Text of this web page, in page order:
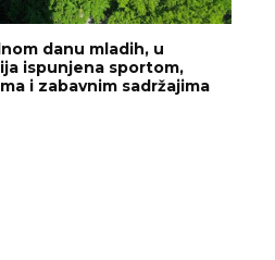
danu mladih, u
ispunjena sportom,
i zabavnim sadržajima